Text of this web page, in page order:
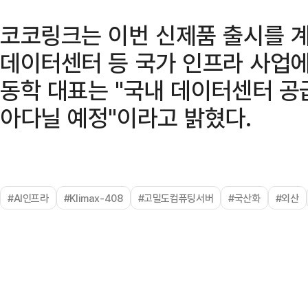
코코링크는 이번 신제품 출시를
데이터센터 등 국가 인프라 사업
동학 대표는 "국내 데이터센터
아다닐 예정"이라고 밝혔다.
#AI인프라 #Klimax-408 #고밀도컴퓨팅서버 #국산화 #외산